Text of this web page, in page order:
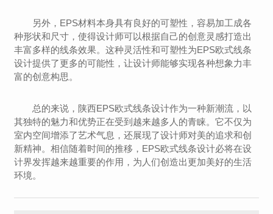
另外，EPS材料本身具有良好的可塑性，容易加工成各
种形状和尺寸，使得设计师可以根据自己的创意灵感打造出
丰富多样的线条效果。这种灵活性和可塑性为EPS欧式线条
设计提供了更多的可能性，让设计师能够实现各种想象力丰
富的创意构思。
总的来说，陕西EPS欧式线条设计作为一种新潮流，以
其独特的魅力和优势正在受到越来越多人的青睐。它不仅为
室内空间增添了艺术气息，还展现了设计师对美的追求和创
新精神。相信随着时间的推移，EPS欧式线条设计必将在设
计界发挥越来越重要的作用，为人们创造出更加美好的生活
环境。